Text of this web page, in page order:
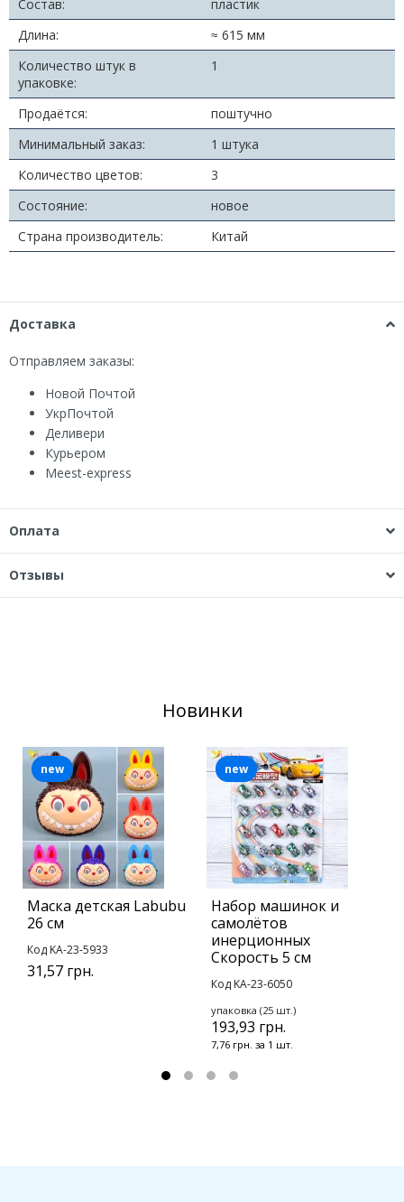
Состав:
пластик
Длина:
≈ 615 мм
Количество штук в
упаковке:
1
Продаётся:
поштучно
Минимальный заказ:
1 штука
Количество цветов:
3
Состояние:
новое
Страна производитель:
Китай
Доставка
Отправляем заказы:
Новой Почтой
УкрПочтой
Деливери
Курьером
Мeest-express
Оплата
Отзывы
Новинки
Маска детская Labubu
26 см
Код KA-23-5933
31,57 грн.
new
Набор машинок и
самолётов
инерционных
Скорость 5 см
Код KA-23-6050
упаковка (25 шт.)
193,93 грн.
7,76 грн. за 1 шт.
new